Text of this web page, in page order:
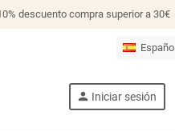
descuento compra superior a 30€
Español
person Iniciar sesión